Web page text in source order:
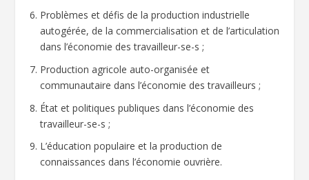
Problèmes et défis de la production industrielle
autogérée, de la commercialisation et de l’articulation
dans l’économie des travailleur-se-s ;
Production agricole auto-organisée et
communautaire dans l’économie des travailleurs ;
État et politiques publiques dans l’économie des
travailleur-se-s ;
L’éducation populaire et la production de
connaissances dans l’économie ouvrière.